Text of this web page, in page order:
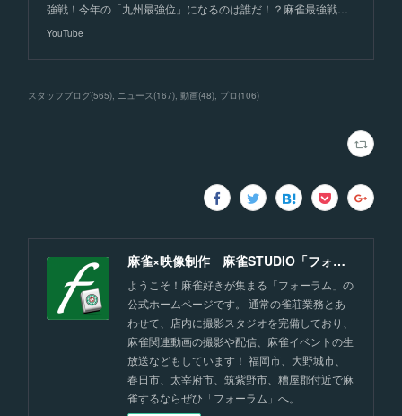
強戦！今年の「九州最強位」になるのは誰だ！？麻雀最強戦…
YouTube
スタッフブログ(565) ニュース(167) 動画(48) プロ (106)
麻雀×映像制作 麻雀STUDIO「フォーラム」福岡
ようこそ！麻雀好きが集まる「フォーラム」の
公式ホームページです。 通常の雀荘業務とあ
わせて、店内に撮影スタジオを完備しており、
麻雀関連動画の撮影や配信、麻雀イベントの生
放送などもしています！ 福岡市、大野城市、
春日市、太宰府市、筑紫野市、糟屋郡付近で麻
雀するならぜひ「フォーラム」へ。